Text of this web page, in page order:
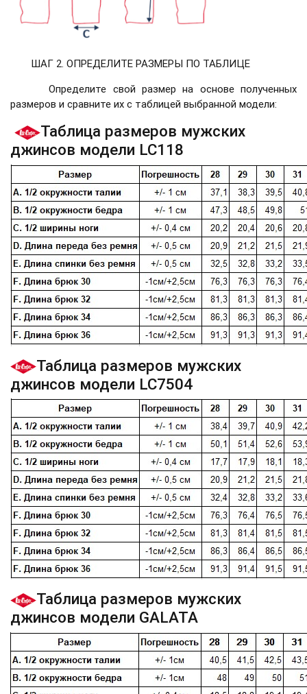
ШАГ 2. ОПРЕДЕЛИТЕ РАЗМЕРЫ ПО ТАБЛИЦЕ
Определите свой размер на основе полученных
размеров и сравните их с таблицей выбранной модели:
Таблица размеров мужских
джинсов модели LC118
Таблица размеров мужских
джинсов модели LC7504
Таблица размеров мужских
джинсов модели GALATA